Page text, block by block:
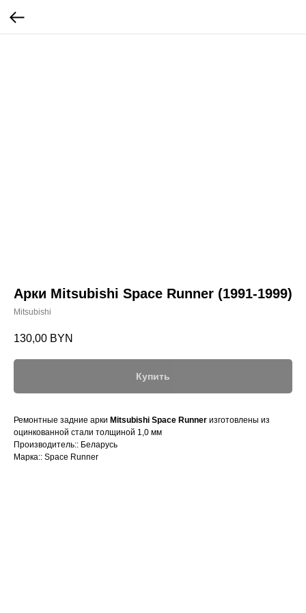
Арки Mitsubishi Space Runner (1991-1999)
Mitsubishi
130,00 BYN
Купить
Ремонтные задние арки Mitsubishi Space Runner изготовлены из
оцинкованной стали толщиной 1,0 мм
Производитель:: Беларусь
Марка:: Space Runner